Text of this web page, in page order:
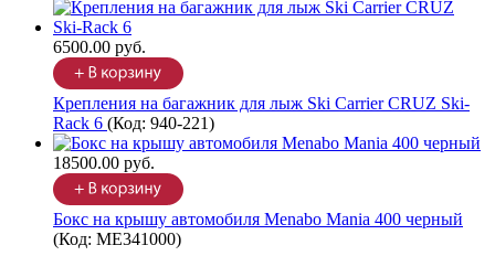
6500.00 руб.
Крепления на багажник для лыж Ski Carrier CRUZ Ski-
Rack 6 (Код: 940-221)
18500.00 руб.
Бокс на крышу автомобиля Menabo Mania 400 черный
(Код: ME341000)